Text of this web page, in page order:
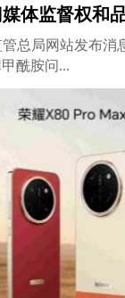
体监督权和
总局网站发布消
酰胺问...